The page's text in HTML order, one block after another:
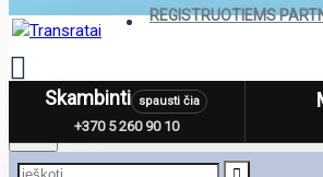
REGISTRUOTIEMS
MenuSkambinti spausti čia
+370 5 260 90 10